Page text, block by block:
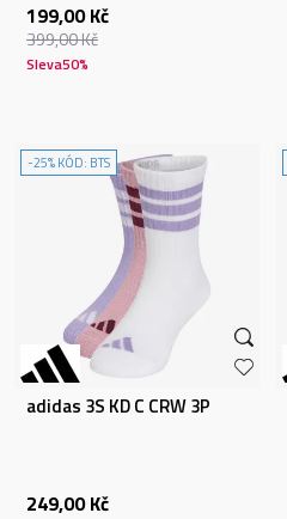
199,00 Kč
399,00Kč
Sleva50%
-25% KÓD: BTS
adidas 3S KD C CRW 3P
249,00 Kč